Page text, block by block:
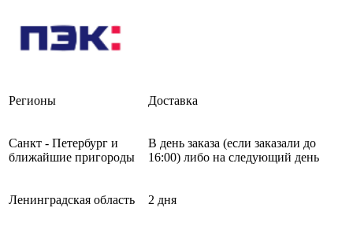
Регионы Доставка
Санкт - Петербург и
ближайшие пригороды
В день заказа (если заказали до
16:00) либо на следующий день
Ленинградская область 2 дня